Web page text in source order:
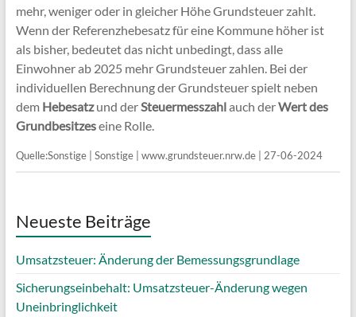
mehr, weniger oder in gleicher Höhe Grundsteuer zahlt.
Wenn der Referenzhebesatz für eine Kommune höher ist
als bisher, bedeutet das nicht unbedingt, dass alle
Einwohner ab 2025 mehr Grundsteuer zahlen. Bei der
individuellen Berechnung der Grundsteuer spielt neben
dem Hebesatzund derSteuermesszahlauch derWert des
Grundbesitzeseine Rolle.
Quelle:Sonstige | Sonstige | www.grundsteuer.nrw.de | 27-06-2024
Neueste Beiträge
Umsatzsteuer: Änderung der Bemessungsgrundlage
Sicherungseinbehalt: Umsatzsteuer-Änderung wegen
Uneinbringlichkeit